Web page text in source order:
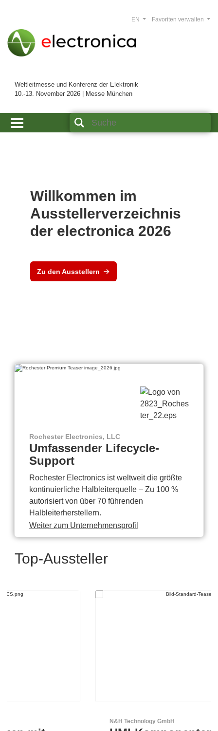
Weltleitmesse und Konferenz der Elektronik
10.-13. November 2026 | Messe München
Favoriten verwalten
EN
Willkommen im
Ausstellerverzeichnis
der electronica 2026
Zu den Ausstellern
Rochester Electronics, LLC
Umfassender Lifecycle-
Support
Rochester Electronics ist weltweit die größte
kontinuierliche Halbleiterquelle – Zu 100 %
autorisiert von über 70 führenden
Halbleiterherstellern.
Weiter zum Unternehmensprofil
Top-Aussteller